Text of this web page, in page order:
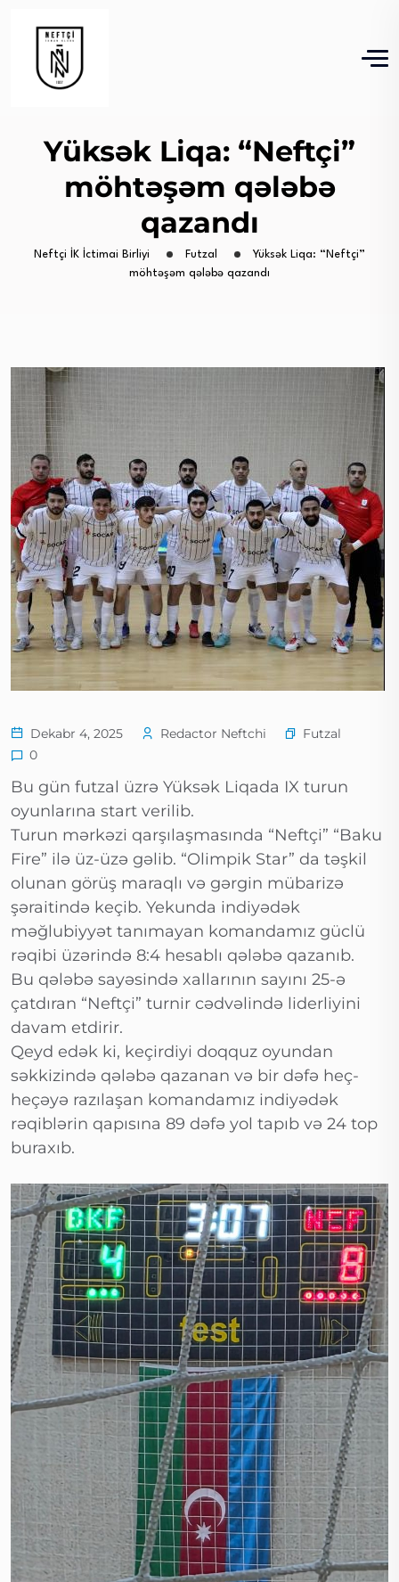
Yüksək Liqa: “Neftçi”
möhtəşəm qələbə
qazandı
Neftçi İK İctimai Birliyi Futzal
Yüksək Liqa: “Neftçi”
möhtəşəm qələbə qazandı
Dekabr 4, 2025 Redactor Neftchi
Futzal
0
Bu gün futzal üzrə Yüksək Liqada IX turun
oyunlarına start verilib.
Turun mərkəzi qarşılaşmasında “Neftçi” “Baku
Fire” ilə üz-üzə gəlib. “Olimpik Star” da təşkil
olunan görüş maraqlı və gərgin mübarizə
şəraitində keçib. Yekunda indiyədək
məğlubiyyət tanımayan komandamız güclü
rəqibi üzərində 8:4 hesablı qələbə qazanıb.
Bu qələbə sayəsində xallarının sayını 25-ə
çatdıran “Neftçi” turnir cədvəlində liderliyini
davam etdirir.
Qeyd edək ki, keçirdiyi doqquz oyundan
səkkizində qələbə qazanan və bir dəfə heç-
heçəyə razılaşan komandamız indiyədək
rəqiblərin qapısına 89 dəfə yol tapıb və 24 top
buraxıb.